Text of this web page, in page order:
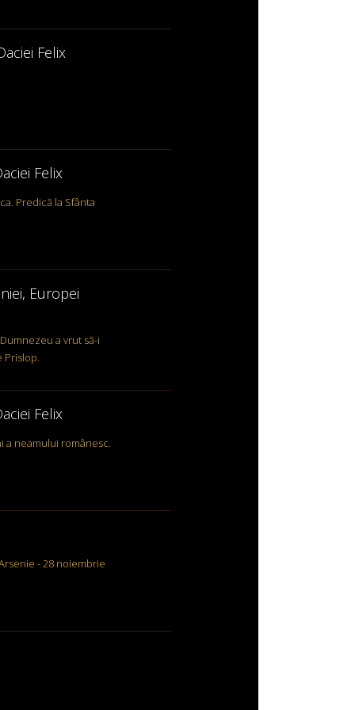
Felix
Felix
Predică la Sfânta
Europei
a vrut să-i
Prislop.
Felix
a neamului românesc.
- 28 noiembrie